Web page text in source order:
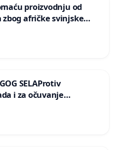
proizvodnju od
afričke svinjske
SELAProtiv
i za očuvanje
i odraslih stabala pri
plana